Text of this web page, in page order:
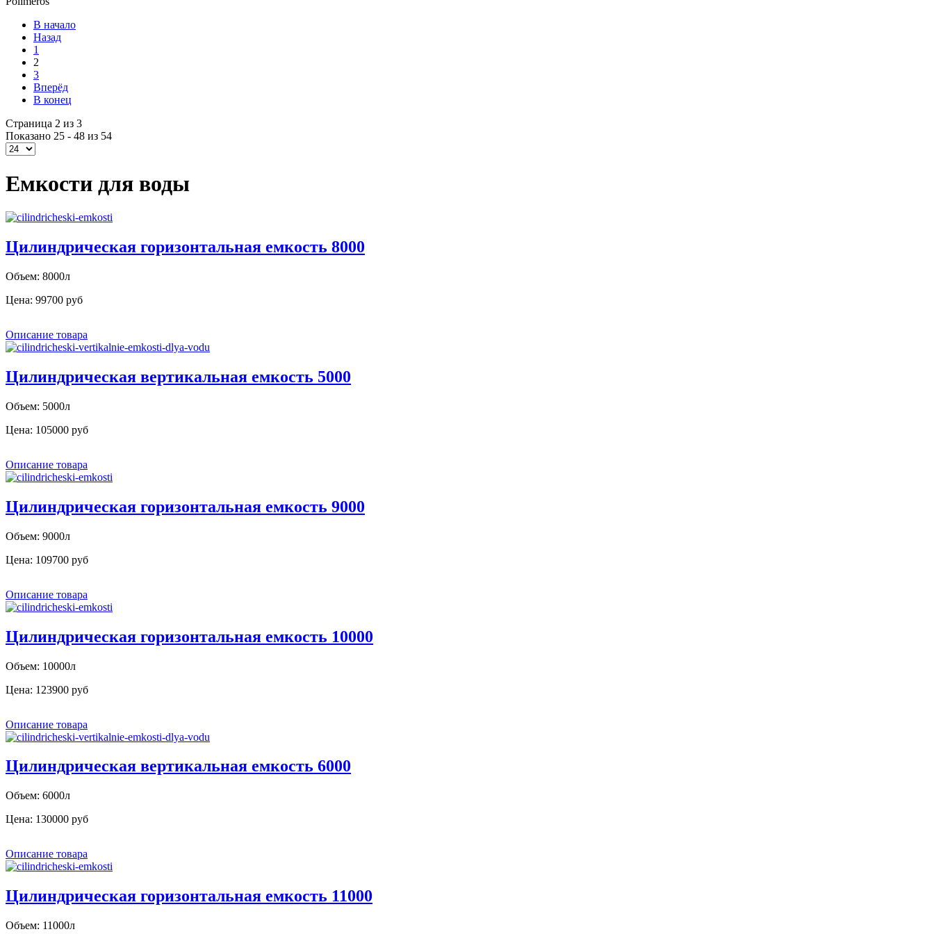
В начало
Назад
1
2
3
Вперёд
В конец
Страница 2 из 3
Показано 25 - 48 из 54
Емкости для воды
Цилиндрическая горизонтальная емкость 8000
Объем: 8000л
Цена: 99700 руб
Описание товара
Цилиндрическая вертикальная емкость 5000
Объем: 5000л
Цена: 105000 руб
Описание товара
Цилиндрическая горизонтальная емкость 9000
Объем: 9000л
Цена: 109700 руб
Описание товара
Цилиндрическая горизонтальная емкость 10000
Объем: 10000л
Цена: 123900 руб
Описание товара
Цилиндрическая вертикальная емкость 6000
Объем: 6000л
Цена: 130000 руб
Описание товара
Цилиндрическая горизонтальная емкость 11000
Объем: 11000л